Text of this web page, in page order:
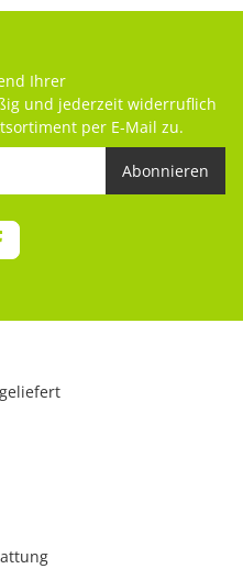
Ihrer
und jederzeit widerruflich
per E-Mail zu.
Abonnieren